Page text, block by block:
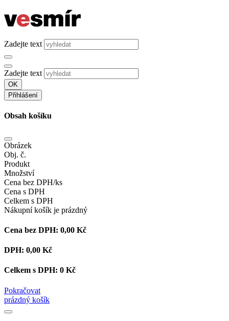
Zadejte text
Zadejte text
OK
Přihlášení
Obsah košíku
Obrázek
Obj. č.
Produkt
Množství
Cena bez DPH/ks
Cena s DPH
Celkem s DPH
Nákupní košík je prázdný
Cena bez DPH: 0,00 Kč
DPH: 0,00 Kč
Celkem s DPH: 0 Kč
Pokračovat
prázdný košík